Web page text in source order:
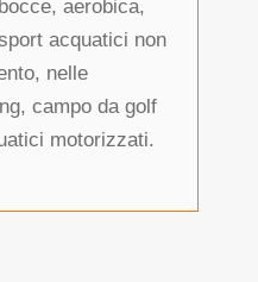
aerobica,
acquatici non
nelle
campo da golf
motorizzati.